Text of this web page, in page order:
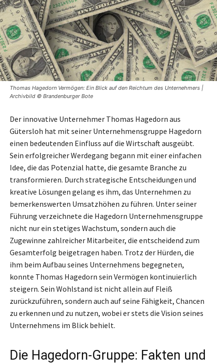
Thomas Hagedorn Vermögen: Ein Blick auf den Reichtum des Unternehmers |
Archivbild © Brandenburger Bote
Der innovative Unternehmer Thomas Hagedorn aus
Gütersloh hat mit seiner Unternehmensgruppe Hagedorn
einen bedeutenden Einfluss auf die Wirtschaft ausgeübt.
Sein erfolgreicher Werdegang begann mit einer einfachen
Idee, die das Potenzial hatte, die gesamte Branche zu
transformieren. Durch strategische Entscheidungen und
kreative Lösungen gelang es ihm, das Unternehmen zu
bemerkenswerten Umsatzhöhen zu führen. Unter seiner
Führung verzeichnete die Hagedorn Unternehmensgruppe
nicht nur ein stetiges Wachstum, sondern auch die
Zugewinne zahlreicher Mitarbeiter, die entscheidend zum
Gesamterfolg beigetragen haben. Trotz der Hürden, die
ihm beim Aufbau seines Unternehmens begegneten,
konnte Thomas Hagedorn sein Vermögen kontinuierlich
steigern. Sein Wohlstand ist nicht allein auf Fleiß
zurückzuführen, sondern auch auf seine Fähigkeit, Chancen
zu erkennen und zu nutzen, wobei er stets die Vision seines
Unternehmens im Blick behielt.
Die Hagedorn-Gruppe: Fakten und